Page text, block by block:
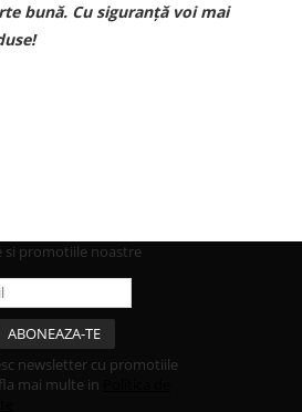
bună. Cu siguranță voi mai
si promotiile noastre
newsletter cu promotiile
mai multe in